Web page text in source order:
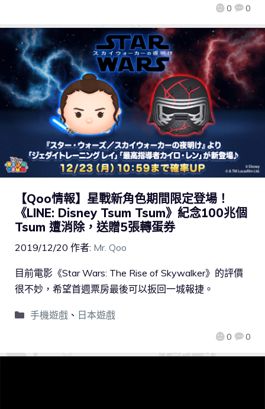
0 0
【Qoo情報】星戰新角色期間限定登場！
《LINE: Disney Tsum Tsum》紀念100兆個
Tsum 遭消除，送贈5張轉蛋券
2019/12/20 作者: Mr. Qoo
0 0
目前電影《Star Wars: The Rise of Skywalker》的評價
很不妙，希望首週票房最後可以扳回一城報捷。
手機遊戲、 日本遊戲